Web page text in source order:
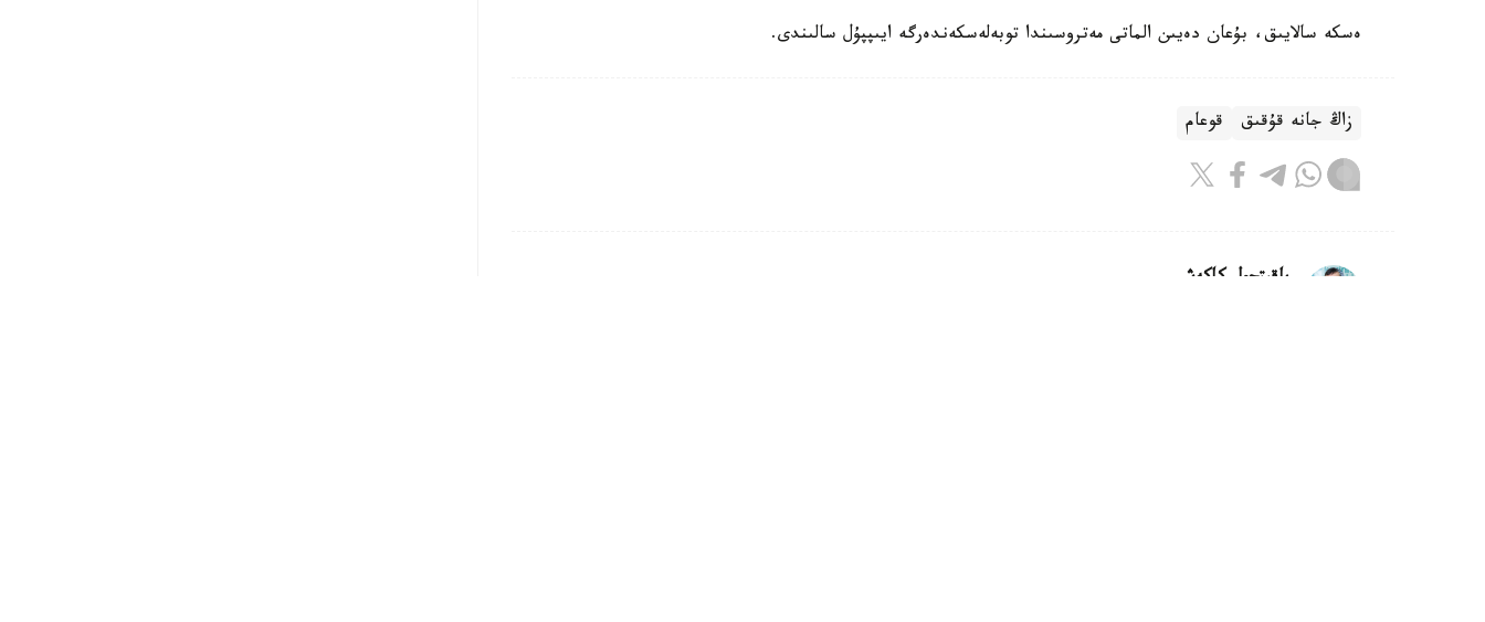
ەسكە سالايىق، بۇعان دەيىن الماتى مەتروسىندا توبەلەسكەندەرگە ايىپپۇل سالىندى.
زاڭ جانە قۇقىق قوعام
باقىتجول كاكەش